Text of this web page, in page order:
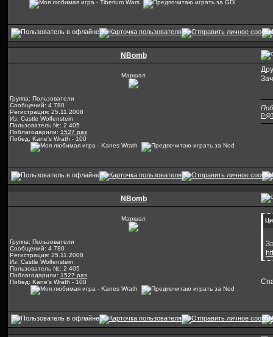
NBomb
Маршал
Группа: Пользователи
Сообщений: 4 780
Регистрация: 25.11.2008
Из: Castle Wolfenstein
Пользователь №: 2 405
Поблагодарили: 1527 раз
Побед: Kane's Wrath - 100
NBomb
Маршал
Группа: Пользователи
Сообщений: 4 780
Регистрация: 25.11.2008
Из: Castle Wolfenstein
Пользователь №: 2 405
Поблагодарили: 1527 раз
Побед: Kane's Wrath - 100